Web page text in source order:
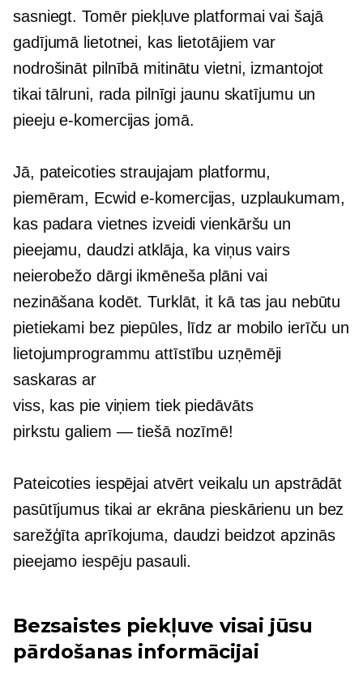
sasniegt. Tomēr piekļuve platformai vai šajā
gadījumā lietotnei, kas lietotājiem var
nodrošināt pilnībā mitinātu vietni, izmantojot
tikai tālruni, rada pilnīgi jaunu skatījumu un
pieeju e-komercijas jomā.
Jā, pateicoties straujajam platformu,
piemēram, Ecwid e-komercijas, uzplaukumam,
kas padara vietnes izveidi vienkāršu un
pieejamu, daudzi atklāja, ka viņus vairs
neierobežo dārgi ikmēneša plāni vai
nezināšana kodēt. Turklāt, it kā tas jau nebūtu
pietiekami bez piepūles, līdz ar mobilo ierīču un
lietojumprogrammu attīstību uzņēmēji
saskaras ar
viss, kas pie viņiem tiek piedāvāts
pirkstu galiem — tiešā nozīmē!
Pateicoties iespējai atvērt veikalu un apstrādāt
pasūtījumus tikai ar ekrāna pieskārienu un bez
sarežģīta aprīkojuma, daudzi beidzot apzinās
pieejamo iespēju pasauli.
Bezsaistes piekļuve visai jūsu
pārdošanas informācijai